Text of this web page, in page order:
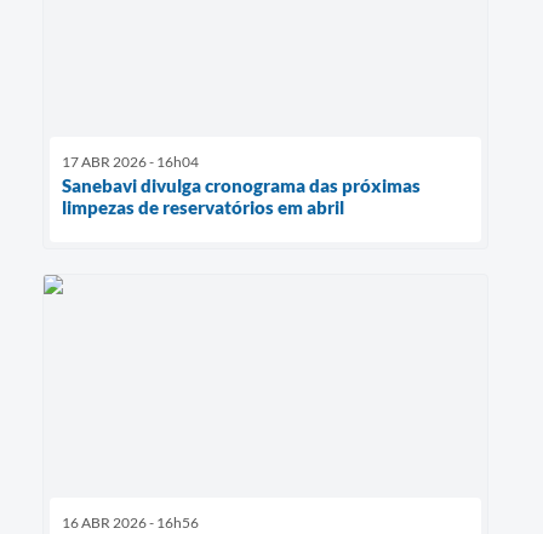
17 ABR 2026 - 16h04
Sanebavi divulga cronograma das próximas
limpezas de reservatórios em abril
16 ABR 2026 - 16h56